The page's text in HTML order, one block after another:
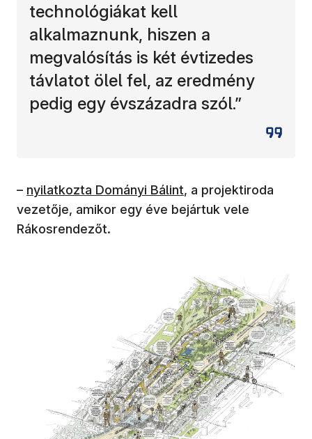
technológiákat kell
alkalmaznunk, hiszen a
megvalósítás is két évtizedes
távlatot ölel fel, az eredmény
pedig egy évszázadra szól.”
– nyilatkozta Dományi Bálint, a projektiroda
vezetője, amikor egy éve bejártuk vele
Rákosrendezőt.